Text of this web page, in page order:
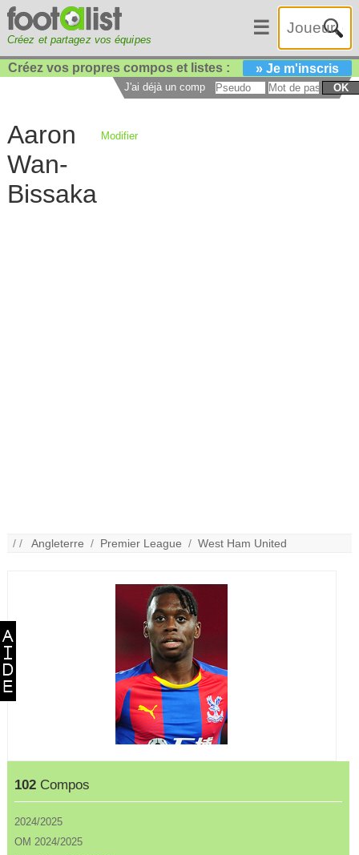
Créez et partagez vos équipes
☰
Créez vos propres compos et listes : » Je m'inscris
J'ai déjà un compte : OK
Aaron
Wan-
Bissaka
Modifier
/ /Angleterre / Premier League /West Ham United
102 Compos
2024/2025
OM 2024/2025